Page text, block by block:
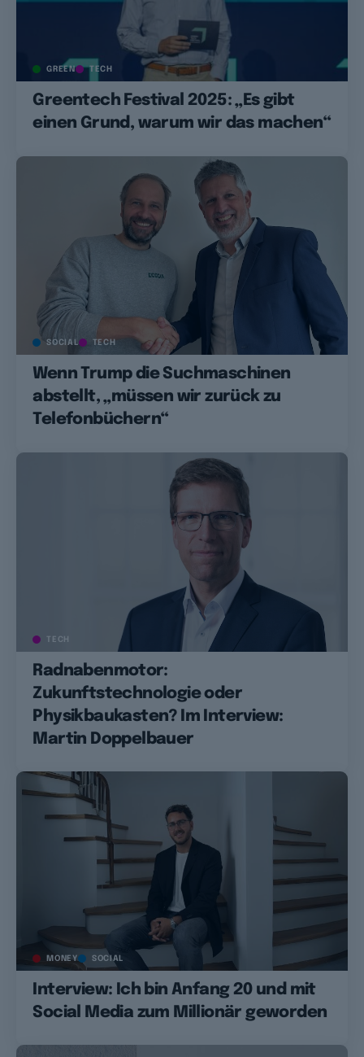
GREEN TECH
Greentech Festival 2025: „Es gibt
einen Grund, warum wir das machen“
SOCIAL TECH
Wenn Trump die Suchmaschinen
abstellt, „müssen wir zurück zu
Telefonbüchern“
TECH
Radnabenmotor:
Zukunftstechnologie oder
Physikbaukasten? Im Interview:
Martin Doppelbauer
MONEY SOCIAL
Interview: Ich bin Anfang 20 und mit
Social Media zum Millionär geworden